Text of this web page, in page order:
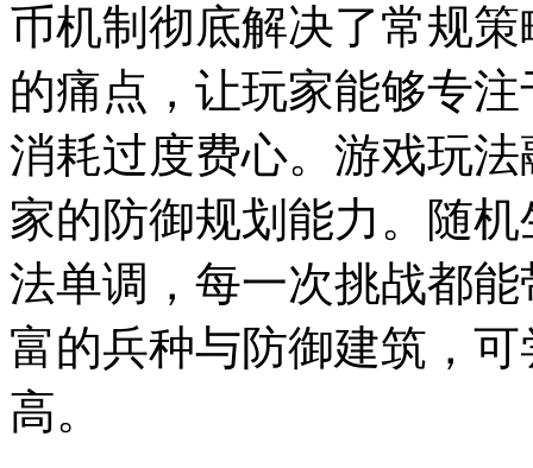
币机制彻底解决了常规
的痛点，让玩家能够专
消耗过度费心。游戏玩
家的防御规划能力。随
法单调，每一次挑战都
富的兵种与防御建筑，
高。